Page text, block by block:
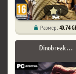
1
Размер:40.74
Dinobreak …